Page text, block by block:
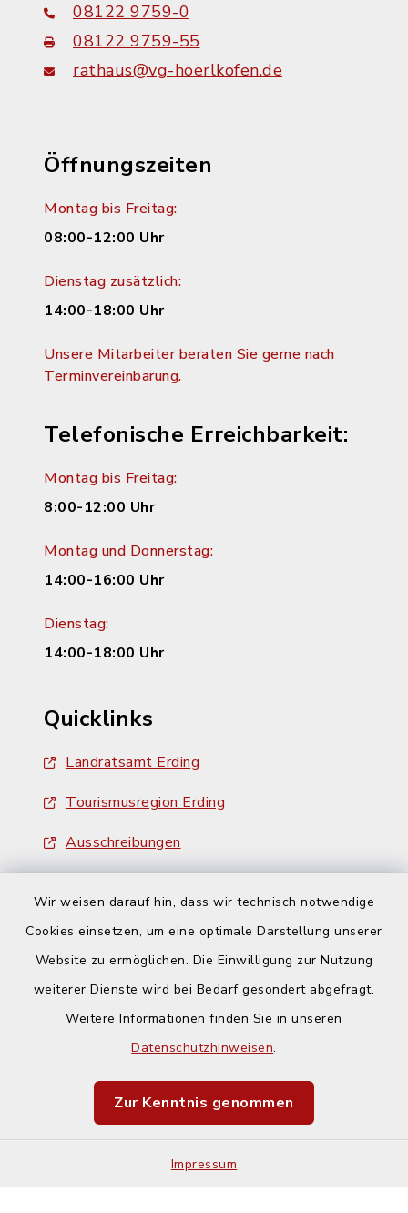
Wir weisen darauf hin, dass wir technisch notwendige
Cookies einsetzen, um eine optimale Darstellung unserer
Website zu ermöglichen. Die Einwilligung zur Nutzung
weiterer Dienste wird bei Bedarf gesondert abgefragt.
Weitere Informationen finden Sie in unseren
Datenschutzhinweisen.
Zur Kenntnis genommen
Impressum
08122 9759-0
08122 9759-55
rathaus@vg-hoerlkofen.de
Öffnungszeiten
Montag bis Freitag:
08:00-12:00 Uhr
Dienstag zusätzlich:
14:00-18:00 Uhr
Unsere Mitarbeiter beraten Sie gerne nach
Terminvereinbarung.
Telefonische Erreichbarkeit:
Montag bis Freitag:
8:00-12:00 Uhr
Montag und Donnerstag:
14:00-16:00 Uhr
Dienstag:
14:00-18:00 Uhr
Quicklinks
Landratsamt Erding
Tourismusregion Erding
Ausschreibungen
Barrierefreiheit
Impressum
Sitemap